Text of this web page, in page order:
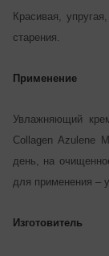
Красивая,
старения.
Применение
Увлажняющий
Collagen Azulene
день, на
для применения –
Изготовитель